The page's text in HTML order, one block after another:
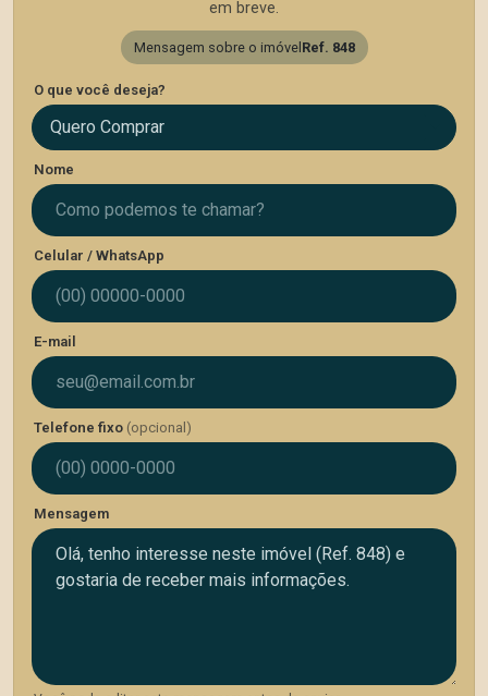
em breve.
Mensagem sobre o imóvel Ref. 848
O que você deseja?
Quero Comprar
Nome
Celular / WhatsApp
E-mail
Telefone fixo (opcional)
Mensagem